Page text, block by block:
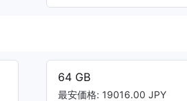
64 GB
最安価格: 19016.00 JPY